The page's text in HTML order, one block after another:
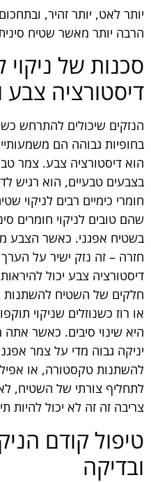
יותר לאט, יותר זהיר,
הרבה יותר מאשר שטיח
סכנות של ניקוי
דיסטורציה צבע
הנזקים שיכולים להתרחש
בחופיות גבוהה הם
הוא דיסטורציה צבע. צמר
בצבעים טבעיים, הוא רגיש
שהם טובים לניקוי חומרים
בשטיח אפגני. כאשר הצבע
חזרה – זה נזק ישיר על
דיסטורציה צבע יכול
חלקים של השטיח להשתנות
או רוז כשנוזלים שניקוי
היא שינוי סיבים. כאשר
יניקה גבוה מדי על צמר
להשתנות טקסטורה, או
לתחליף צורתי של השטיח,
צריבה זה זה לא יכול להיות
טיפול קודם
ובדיקה